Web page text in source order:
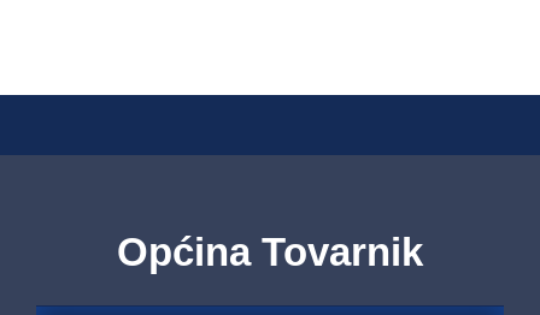
Općina Tovarnik